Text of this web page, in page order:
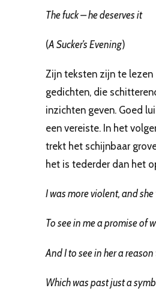
The fuck – he deserves it
(A Sucker’s Evening)
Zijn teksten zijn te lezen
gedichten, die
inzichten geven. Goed
een vereiste. In het
trekt het schijnbaar
het is tederder dan het
I was more violent, and
To see in me a promise of
And I to see in her a
Which was past just a